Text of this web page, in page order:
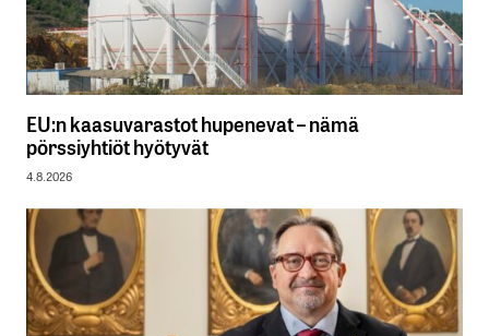
EU:n kaasuvarastot hupenevat – nämä
pörssiyhtiöt hyötyvät
4.8.2026